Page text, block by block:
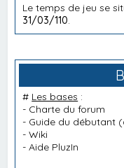
Le temps de jeu se
31/03/110
# Les bases :
- Charte du forum
- Guide du débutant
-Wiki
-Aide PluzIn